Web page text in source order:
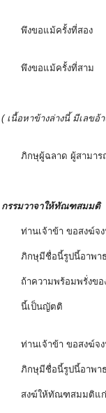
พึงขอแม้ครั้งที่สอง
พึงขอแม้ครั้งที่สาม
( เนื้อหาข้างล่างนี้ มีเลขอ้
ภิกษุผู้ฉลาด ผู้สามาร
กรรมวาจาให้ทัณฑสมมติ
ท่านเจ้าข้า ขอสงฆ์จ
ภิกษุมีชื่อนี้รูปนี้อาพา
ถ้าความพร้อมพรั่งข
นี้เป็นญัตติ
ท่านเจ้าข้า ขอสงฆ์จ
ภิกษุมีชื่อนี้รูปนี้อาพา
สงฆ์ให้ทัณฑสมมติแ